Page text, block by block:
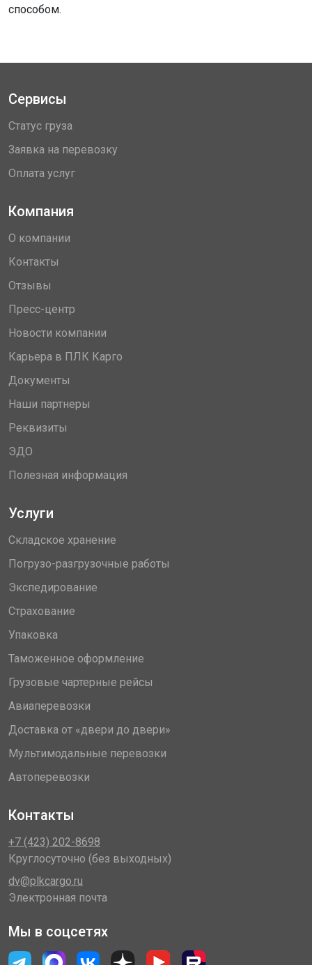
способом.
Сервисы
Статус груза
Заявка на перевозку
Оплата услуг
Компания
О компании
Контакты
Отзывы
Пресс-центр
Новости компании
Карьера в ПЛК Карго
Документы
Наши партнеры
Реквизиты
ЭДО
Полезная информация
Услуги
Складское хранение
Погрузо-разгрузочные работы
Экспедирование
Страхование
Упаковка
Таможенное оформление
Грузовые чартерные рейсы
Авиаперевозки
Доставка от «двери до двери»
Мультимодальные перевозки
Автоперевозки
Контакты
+7 (423) 202-8698
Круглосуточно (без выходных)
dv@plkcargo.ru
Электронная почта
Мы в соцсетях